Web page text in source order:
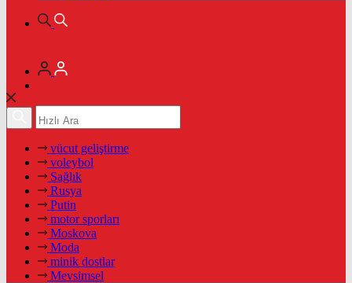
vücut geliştirme
voleybol
Sağlık
Rusya
Putin
motor sporları
Moskova
Moda
minik dostlar
Mevsimsel